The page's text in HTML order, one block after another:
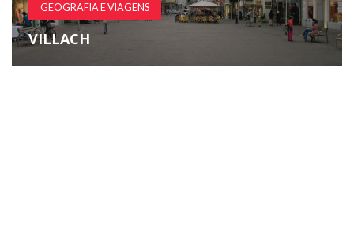
GEOGRAFIA E VIAGENS
VILLACH